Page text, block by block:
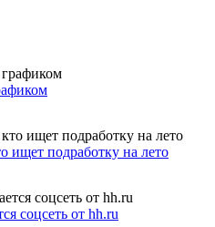
ищет подработку на лето
соцсеть от hh.ru